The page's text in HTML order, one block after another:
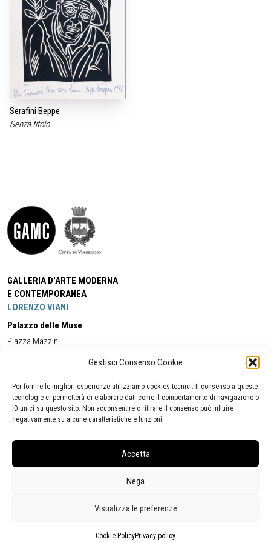
Gestisci Consenso Cookie
Per fornire le migliori esperienze utilizziamo cookies tecnici. Il consenso a queste
tecnologie ci permetterà di elaborare dati come il comportamento di navigazione o
ID unici su questo sito. Non acconsentire o ritirare il consenso può influire
negativamente su alcune caratteristiche e funzioni.
Accetta
Nega
Visualizza le preferenze
Cookie PolicyPrivacy policy
Serafini Beppe
Senza titolo
GALLERIA D'ARTE MODERNA
E CONTEMPORANEA
LORENZO VIANI
Palazzo delle Muse
Piazza Mazzini
Cell:+39 338 5714978 (orario apertura Galleria)
Tel:
+39 0584 944580
(orario 09.00/13.00)
Email:gamc@comune.viareggio.lu.it
Segnalazione di inaccessibilità